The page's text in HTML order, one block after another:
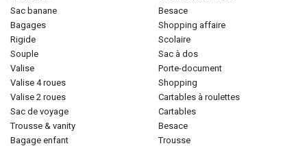
sac banane
bagages
rigide
souple
valise
valise 4 roues
valise 2 roues
sac de voyage
trousse & vanity
bagage enfant
besace
shopping affaire
scolaire
sac à dos
porte-document
shopping
cartables à roulettes
cartables
besace
trousse